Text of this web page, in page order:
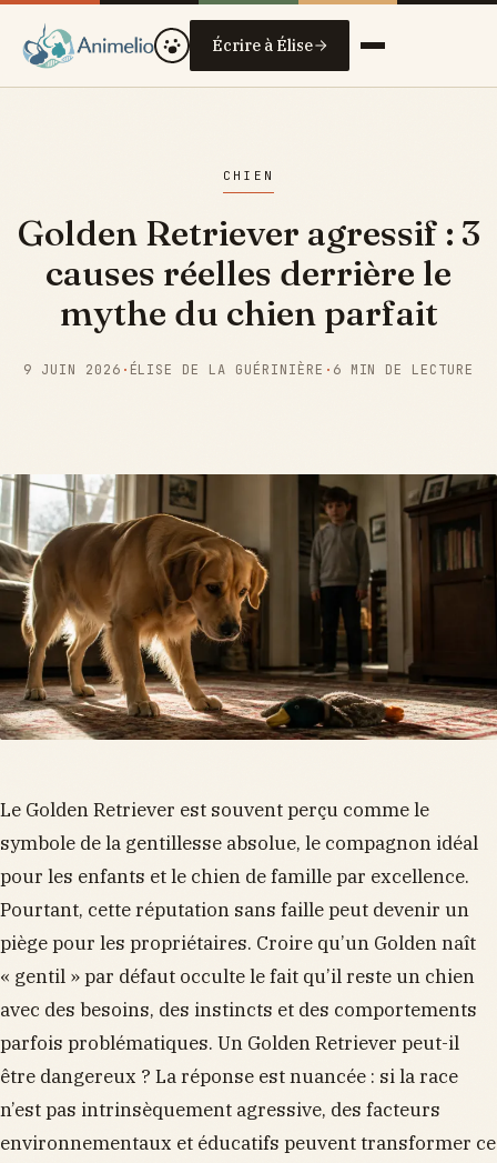
Écrire à Élise
CHIEN
Golden Retriever agressif : 3
causes réelles derrière le
mythe du chien parfait
9 JUIN 2026 · ÉLISE DE LA GUÉRINIÈRE · 6 MIN DE LECTURE
Le Golden Retriever est souvent perçu comme le
symbole de la gentillesse absolue, le compagnon idéal
pour les enfants et le chien de famille par excellence.
Pourtant, cette réputation sans faille peut devenir un
piège pour les propriétaires. Croire qu’un Golden naît
« gentil » par défaut occulte le fait qu’il reste un chien
avec des besoins, des instincts et des comportements
parfois problématiques. Un Golden Retriever peut-il
être dangereux ? La réponse est nuancée : si la race
n’est pas intrinsèquement agressive, des facteurs
environnementaux et éducatifs peuvent transformer ce